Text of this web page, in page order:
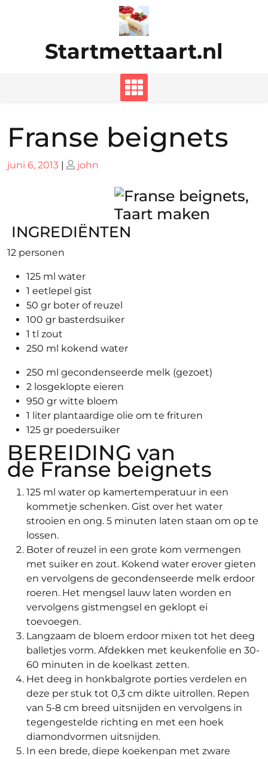
Startmettaart.nl
Franse beignets
Geplaatst
juni 6, 2013 | Geplaatst
john
INGREDIËNTEN
12 personen
125 ml water
1 eetlepel gist
50 gr boter of reuzel
100 gr basterdsuiker
1 tl zout
250 ml kokend water
250 ml gecondenseerde melk (gezoet)
2 losgeklopte eieren
950 gr witte bloem
1 liter plantaardige olie om te frituren
125 gr poedersuiker
BEREIDING van
de Franse beignets
125 ml water op kamertemperatuur in een
kommetje schenken. Gist over het water
strooien en ong. 5 minuten laten staan om op te
lossen.
Boter of reuzel in een grote kom vermengen
met suiker en zout. Kokend water erover gieten
en vervolgens de gecondenseerde melk erdoor
roeren. Het mengsel lauw laten worden en
vervolgens gistmengsel en geklopt ei
toevoegen.
Langzaam de bloem erdoor mixen tot het deeg
balletjes vorm. Afdekken met keukenfolie en 30-
60 minuten in de koelkast zetten.
Het deeg in honkbalgrote porties verdelen en
deze per stuk tot 0,3 cm dikte uitrollen. Repen
van 5-8 cm breed uitsnijden en vervolgens in
tegengestelde richting en met een hoek
diamondvormen uitsnijden.
In een brede, diepe koekenpan met zware